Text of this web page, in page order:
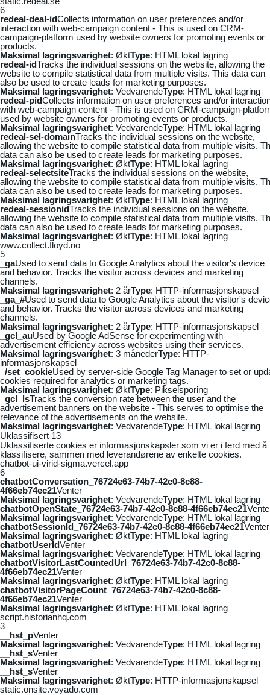
6
redeal-deal-idCollects information on user preferences and/or
interaction with web-campaign content - This is used on CRM-
campaign-platform used by website owners for promoting events or
products.
Maksimal lagringsvarighet: ØktType: HTML lokal lagring
redeal-idTracks the individual sessions on the website, allowing the
website to compile statistical data from multiple visits. This data can
also be used to create leads for marketing purposes.
Maksimal lagringsvarighet: VedvarendeType: HTML lokal lagring
redeal-pidCollects information on user preferences and/or
with web-campaign content - This is used on CRM-campaign-
used by website owners for promoting events or products.
Maksimal lagringsvarighet: VedvarendeType: HTML lokal lagring
redeal-sel-domainTracks the individual sessions on the website,
allowing the website to compile statistical data from multiple visits.
data can also be used to create leads for marketing purposes.
Maksimal lagringsvarighet: ØktType: HTML lokal lagring
redeal-selectsiteTracks the individual sessions on the website,
allowing the website to compile statistical data from multiple visits.
data can also be used to create leads for marketing purposes.
Maksimal lagringsvarighet: ØktType: HTML lokal lagring
redeal-sessionidTracks the individual sessions on the website,
allowing the website to compile statistical data from multiple visits.
data can also be used to create leads for marketing purposes.
Maksimal lagringsvarighet: ØktType: HTML lokal lagring
www.collect.floyd.no
5
_gaUsed to send data to Google Analytics about the visitor's device
and behavior. Tracks the visitor across devices and marketing
channels.
Maksimal lagringsvarighet: 2 årType: HTTP-informasjonskapsel
_ga_#Used to send data to Google Analytics about the visitor's
and behavior. Tracks the visitor across devices and marketing
channels.
Maksimal lagringsvarighet: 2 årType: HTTP-informasjonskapsel
_gcl_auUsed by Google AdSense for experimenting with
advertisement efficiency across websites using their services.
Maksimal lagringsvarighet: 3 månederType: HTTP-
informasjonskapsel
_/set_cookieUsed by server-side Google Tag Manager to set or
cookies required for analytics or marketing tags.
Maksimal lagringsvarighet: ØktType: Pikselsporing
_gcl_lsTracks the conversion rate between the user and the
advertisement banners on the website - This serves to optimise the
relevance of the advertisements on the website.
Maksimal lagringsvarighet: VedvarendeType: HTML lokal lagring
Uklassifisert 13
Uklassifiserte cookies er informasjonskapsler som vi er i ferd med å
klassifisere, sammen med leverandørene av enkelte cookies.
chatbot-ui-virid-sigma.vercel.app
6
chatbotConversation_76724e63-74b7-42c0-8c88-
4f66eb74ec21Venter
Maksimal lagringsvarighet: VedvarendeType: HTML lokal lagring
chatbotOpenState_76724e63-74b7-42c0-8c88-4f66eb74ec21
Maksimal lagringsvarighet: VedvarendeType: HTML lokal lagring
chatbotSessionId_76724e63-74b7-42c0-8c88-4f66eb74ec21Venter
Maksimal lagringsvarighet: ØktType: HTML lokal lagring
chatbotUserIdVenter
Maksimal lagringsvarighet: VedvarendeType: HTML lokal lagring
chatbotVisitorLastCountedUrl_76724e63-74b7-42c0-8c88-
4f66eb74ec21Venter
Maksimal lagringsvarighet: ØktType: HTML lokal lagring
chatbotVisitorPageCount_76724e63-74b7-42c0-8c88-
4f66eb74ec21Venter
Maksimal lagringsvarighet: ØktType: HTML lokal lagring
script.historianhq.com
3
__hst_pVenter
Maksimal lagringsvarighet: VedvarendeType: HTML lokal lagring
__hst_sVenter
Maksimal lagringsvarighet: VedvarendeType: HTML lokal lagring
__hst_sVenter
Maksimal lagringsvarighet: ØktType: HTTP-informasjonskapsel
static.onsite.voyado.com